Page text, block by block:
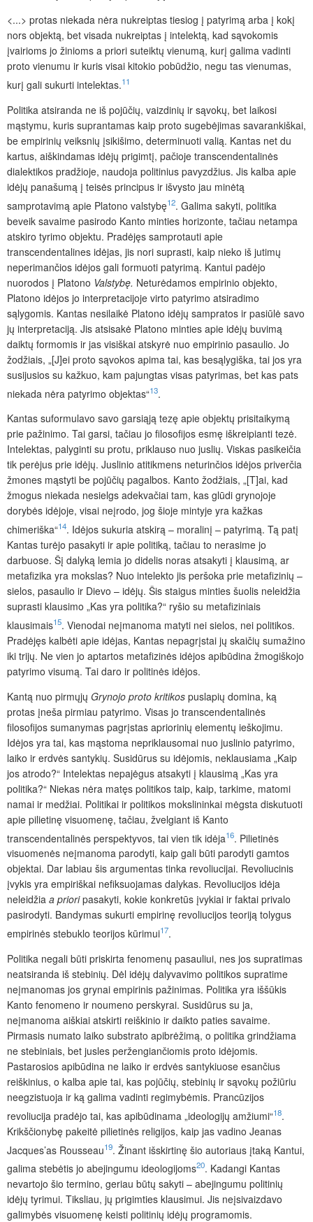
<...> protas niekada nėra nukreiptas tiesiog į patyrimą arba į kokį
nors objektą, bet visada nukreiptas į intelektą, kad sąvokomis
įvairioms jo žinioms a priori suteiktų vienumą, kurį galima vadinti
proto vienumu ir kuris visai kitokio pobūdžio, negu tas vienumas,
kurį gali sukurti inte­lektas.11
Politika atsiranda ne iš pojūčių, vaizdinių ir sąvokų, bet laikosi
mąstymu, kuris suprantamas kaip proto sugebėjimas savarankiškai,
be empirinių veiksnių įsikišimo, determinuoti valią. Kantas net du
kartus, aiškindamas idėjų prigimtį, pačioje transcendentalinės
dialektikos pradžioje, naudoja politinius pavyzdžius. Jis kalba apie
idėjų panašumą į teisės principus ir išvysto jau minėtą
samprotavimą apie Platono valstybę12. Galima sakyti, politika
beveik savaime pasirodo Kanto minties horizonte, tačiau netampa
atskiro tyrimo objektu. Pradėjęs samprotauti apie
transcendentalines idėjas, jis nori suprasti, kaip nieko iš jutimų
neperimančios idėjos gali formuoti patyrimą. Kantui padėjo
nuorodos į Platono Valstybę. Neturėdamos empirinio objekto,
Platono idėjos jo interpretacijoje virto patyrimo atsiradimo
sąlygomis. Kantas nesilaikė Platono idėjų sampratos ir pasiūlė savo
jų interpretaciją. Jis atsisakė Platono minties apie idėjų buvimą
daiktų formomis ir jas visiškai atskyrė nuo empirinio pasaulio. Jo
žodžiais, „[J]ei proto sąvokos apima tai, kas besąlygiška, tai jos yra
susijusios su kažkuo, kam pajungtas visas patyrimas, bet kas pats
niekada nėra patyrimo objektas“13.
Kantas suformulavo savo garsiąją tezę apie objektų prisitaikymą
prie pažinimo. Tai garsi, tačiau jo filosofijos esmę iškreipianti tezė.
Intelektas, palyginti su protu, priklauso nuo juslių. Viskas pasikeičia
tik perėjus prie idėjų. Juslinio atitikmens neturinčios idėjos priverčia
žmones mąstyti be pojūčių pagalbos. Kanto žodžiais, „[T]ai, kad
žmogus niekada nesielgs adekvačiai tam, kas glūdi grynojoje
dorybės idėjoje, visai neįrodo, jog šioje mintyje yra kažkas
chimeriška“14. Idėjos sukuria atskirą – moralinį – patyrimą. Tą patį
Kantas turėjo pasakyti ir apie politiką, tačiau to nerasime jo
darbuose. Šį dalyką lemia jo didelis noras atsakyti į klausimą, ar
metafizika yra mokslas? Nuo intelekto jis peršoka prie metafizinių –
sielos, pasaulio ir Dievo – idėjų. Šis staigus minties šuolis neleidžia
suprasti klausimo „Kas yra politika?“ ryšio su metafiziniais
klausimais15. Vienodai neįmanoma matyti nei sielos, nei politikos.
Pradėjęs kalbėti apie idėjas, Kantas nepagrįstai jų skaičių sumažino
iki trijų. Ne vien jo aptartos metafizinės idėjos apibūdina žmogiškojo
patyrimo visumą. Tai daro ir politinės idėjos.
Kantą nuo pirmųjų Grynojo proto kritikos puslapių domina, ką
protas įneša pirmiau patyrimo. Visas jo transcendentalinės
filosofijos sumanymas pagrįstas apriorinių elementų ieškojimu.
Idėjos yra tai, kas mąstoma nepriklausomai nuo juslinio patyrimo,
laiko ir erdvės santykių. Susidūrus su idėjomis, neklausiama „Kaip
jos atrodo?“ Intelektas nepajėgus atsakyti į klausimą „Kas yra
politika?“ Niekas nėra matęs politikos taip, kaip, tarkime, matomi
namai ir medžiai. Politikai ir politikos mokslininkai mėgsta diskutuoti
apie pilietinę visuomenę, tačiau, žvelgiant iš Kanto
transcendentalinės perspektyvos, tai vien tik idėja16. Pilietinės
visuomenės neįmanoma parodyti, kaip gali būti parodyti gamtos
objektai. Dar labiau šis argumentas tinka revoliucijai. Revoliucinis
įvykis yra empiriškai nefiksuojamas dalykas. Revoliucijos idėja
neleidžia a prioripasakyti, kokie konkretūs įvykiai ir faktai privalo
pasirodyti. Bandymas sukurti empirinę revoliucijos teoriją tolygus
empirinės stebuklo teorijos kūrimui17.
Politika negali būti priskirta fenomenų pasauliui, nes jos supratimas
neatsiranda iš stebinių. Dėl idėjų dalyvavimo politikos supratime
neįmanomas jos grynai empirinis pažinimas. Politika yra iššūkis
Kanto fenomeno ir noumeno perskyrai. Susidūrus su ja,
neįmanoma aiškiai atskirti reiškinio ir daikto paties savaime.
Pirmasis numato laiko substrato apibrėžimą, o politika grindžiama
ne stebiniais, bet jusles peržengiančiomis proto idėjomis.
Pastarosios apibūdina ne laiko ir erdvės santykiuose esančius
reiškinius, o kalba apie tai, kas pojūčių, stebinių ir sąvokų požiūriu
neegzistuoja ir ką galima vadinti regimybėmis. Prancūzijos
revoliucija pradėjo tai, kas apibūdinama „ideologijų amžiumi“18.
Krikščionybę pakeitė pilietinės religijos, kaip jas vadino Jeanas
Jacques’as Rousseau19. Žinant išskirtinę šio autoriaus įtaką Kantui,
galima stebėtis jo abejingumu ideologijoms20. Kadangi Kantas
nevartojo šio termino, geriau būtų sakyti – abejingumu politinių
idėjų tyrimui. Tiksliau, jų prigimties klausimui. Jis neįsivaizdavo
galimybės visuomenę keisti politinių idėjų programomis.